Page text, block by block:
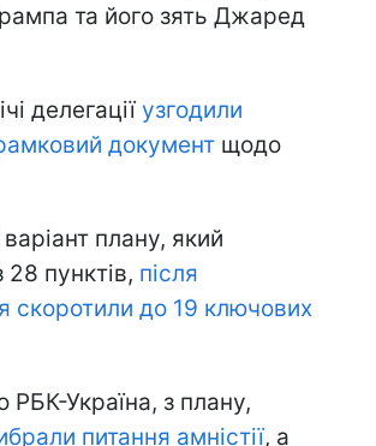
та його зять Джаред
делегаціїузгодили
документ щодо
плану, який
пунктів, після
скоротили до 19 ключових
РБК-Україна, з плану,
питання амністії, а